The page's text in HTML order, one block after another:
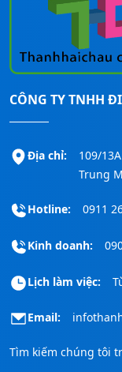
CÔNG TY TNHH
Địa chỉ:
109/
Trung
Hotline: 0911
Kinh doanh:
Lịch làm việc:
Email:
Tìm kiếm chúng tôi